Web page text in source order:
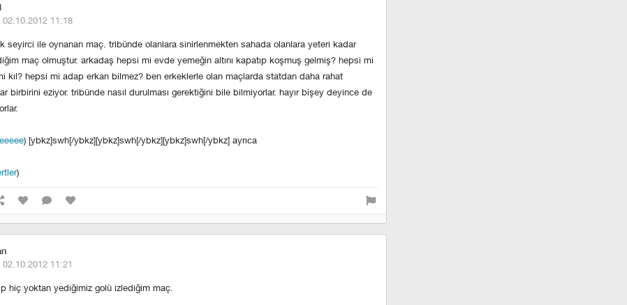
02.10.2012 11:18
seyirci ile oynanan maç. tribünde olanlara sinirlenmekten sahada olanlara yeteri kadar
maç olmuştur. arkadaş hepsi mi evde yemeğin altını kapatıp koşmuş gelmiş? hepsi mi
kıl? hepsi mi adap erkan bilmez? ben erkeklerle olan maçlarda statdan daha rahat
birbirini eziyor. tribünde nasıl durulması gerektiğini bile bilmiyorlar. hayır bişey deyince de
) [ybkz]swh[/ybkz][ybkz]swh[/ybkz][ybkz]swh[/ybkz] ayrıca
)
02.10.2012 11:21
hiç yoktan yediğimiz golü izlediğim maç.